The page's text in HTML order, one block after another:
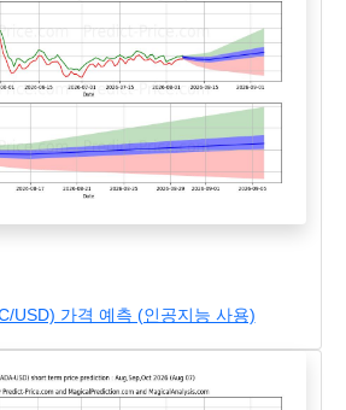
USD) 가격 예측 (인공지능 사용)